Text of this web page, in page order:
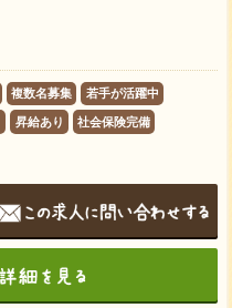
複数名募集 若手が活躍中
昇給あり 社会保険完備